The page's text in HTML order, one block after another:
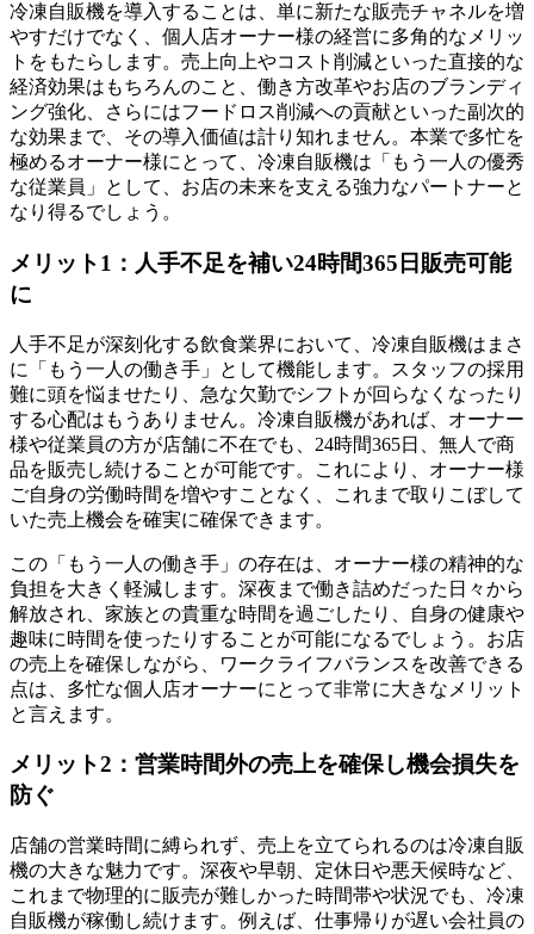
冷凍自販機を導入することは、単に新たな販売チャネルを増
やすだけでなく、個人店オーナー様の経営に多角的なメリッ
トをもたらします。売上向上やコスト削減といった直接的な
経済効果はもちろんのこと、働き方改革やお店のブランディ
ング強化、さらにはフードロス削減への貢献といった副次的
な効果まで、その導入価値は計り知れません。本業で多忙を
極めるオーナー様にとって、冷凍自販機は「もう一人の優秀
な従業員」として、お店の未来を支える強力なパートナーと
なり得るでしょう。
メリット1：人手不足を補い24時間365日販売可能
に
人手不足が深刻化する飲食業界において、冷凍自販機はまさ
に「もう一人の働き手」として機能します。スタッフの採用
難に頭を悩ませたり、急な欠勤でシフトが回らなくなったり
する心配はもうありません。冷凍自販機があれば、オーナー
様や従業員の方が店舗に不在でも、24時間365日、無人で商
品を販売し続けることが可能です。これにより、オーナー様
ご自身の労働時間を増やすことなく、これまで取りこぼして
いた売上機会を確実に確保できます。
この「もう一人の働き手」の存在は、オーナー様の精神的な
負担を大きく軽減します。深夜まで働き詰めだった日々から
解放され、家族との貴重な時間を過ごしたり、自身の健康や
趣味に時間を使ったりすることが可能になるでしょう。お店
の売上を確保しながら、ワークライフバランスを改善できる
点は、多忙な個人店オーナーにとって非常に大きなメリット
と言えます。
メリット2：営業時間外の売上を確保し機会損失を
防ぐ
店舗の営業時間に縛られず、売上を立てられるのは冷凍自販
機の大きな魅力です。深夜や早朝、定休日や悪天候時など、
これまで物理的に販売が難しかった時間帯や状況でも、冷凍
自販機が稼働し続けます。例えば、仕事帰りが遅い会社員の